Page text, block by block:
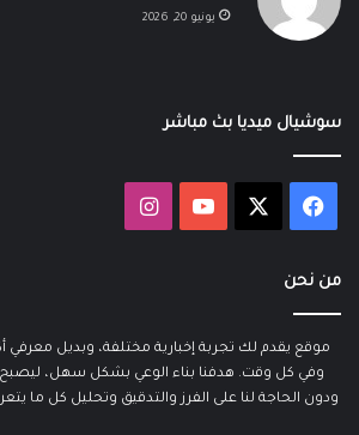
يونيو 20, 2026
سوشيال ميديا بث مباشر
فيسبوك ‫YouTubeانستقرام
من نحن
موقع يقدم لك تجربة إخبارية مختلفة، وبديل معرفي
وفي كل وقت. هدفنا بناء الوعي بشكل سهل، ليصبح
ودون الحاجة لنا على الفرز والتدقيق وتحليل كل ما